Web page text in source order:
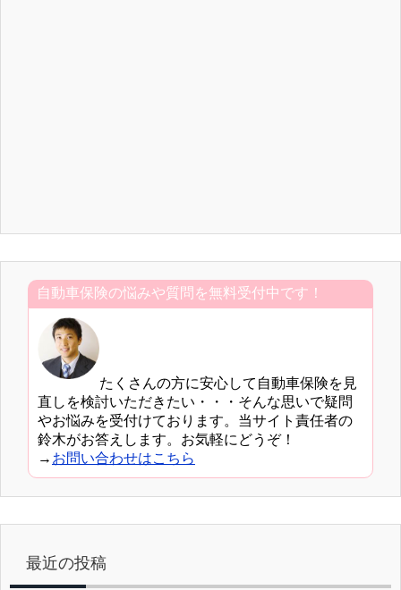
自動車保険の悩みや質問を無料受付中です！
たくさんの方に安心して自動車保険を見
直しを検討いただきたい・・・そんな思いで疑問
やお悩みを受付けております。当サイト責任者の
鈴木がお答えします。お気軽にどうぞ！
→ お問い合わせはこちら
最近の投稿